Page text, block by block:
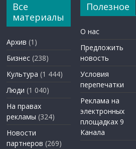
Все
материалы
Архив (1)
Бизнес (238)
Культура (1 444)
Люди (1 040)
На правах
рекламы (324)
Новости
партнеров (269)
Полезное
О нас
Предложить
новость
Условия
перепечатки
Реклама на
электронных
площадках 9
Канала